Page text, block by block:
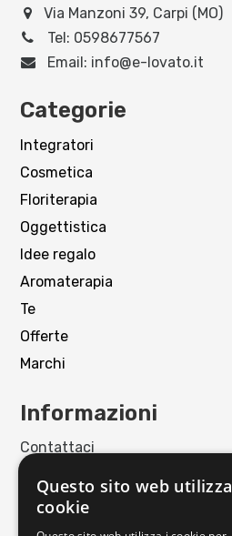
Via Manzoni 39, Carpi (MO)
Tel: 0598677567
Email: info@e-lovato.it
Categorie
Integratori
Cosmetica
Floriterapia
Oggettistica
Idee regalo
Aromaterapia
Te
Offerte
Marchi
Informazioni
Contattaci
Privacy policy
Questo sito web utilizza
cookie